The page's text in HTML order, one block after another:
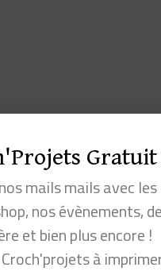
Mondial Tissu
Gratuit
mails mails avec les
nos évènements,
et bien plus encore !
à